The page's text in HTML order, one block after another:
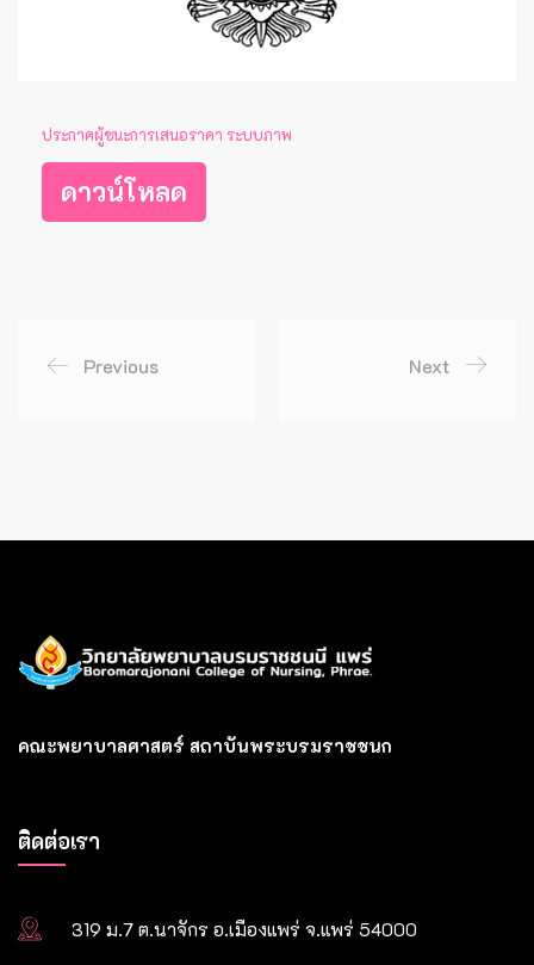
ประกาศผู้ชนะการเสนอราคา ระบบภาพ
ดาวน์โหลด
Previous Next
คณะพยาบาลศาสตร์ สถาบันพระบรมราชชนก
ติดต่อเรา
319 ม.7 ต.นาจักร อ.เมืองแพร่ จ.แพร่ 54000